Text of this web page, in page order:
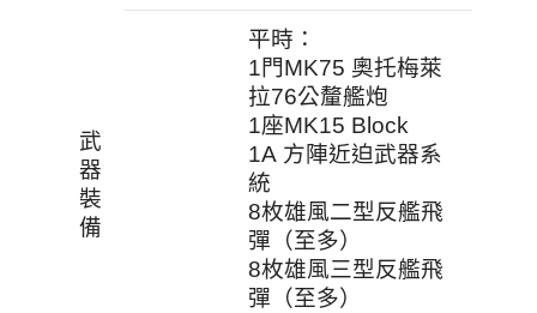
武
器
裝
備
平時：
1門MK75 奧托梅萊
拉76公釐艦炮
1座MK15 Block
1A 方陣近迫武器系
統
8枚雄風二型反艦飛
彈（至多）
8枚雄風三型反艦飛
彈（至多）